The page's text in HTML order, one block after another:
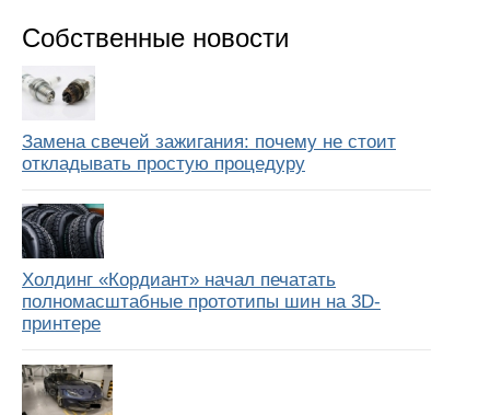
Собственные новости
Замена свечей зажигания: почему не стоит
откладывать простую процедуру
Холдинг «Кордиант» начал печатать
полномасштабные прототипы шин на 3D-
принтере